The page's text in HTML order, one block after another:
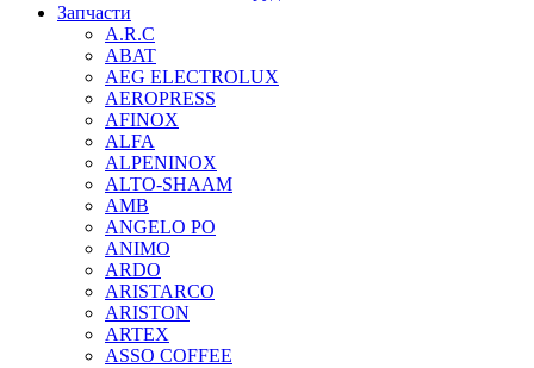
Запчасти
A.R.C
ABAT
AEG ELECTROLUX
AEROPRESS
AFINOX
ALFA
ALPENINOX
ALTO-SHAAM
AMB
ANGELO PO
ANIMO
ARDO
ARISTARCO
ARISTON
ARTEX
ASSO COFFEE